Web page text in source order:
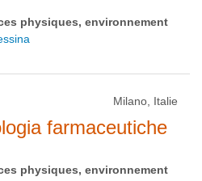
physiques, environnement
Milano, Italie
farmaceutiche
physiques, environnement